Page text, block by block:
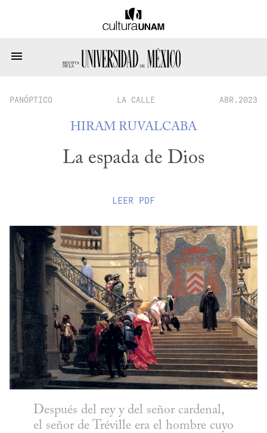
PANÓPTICO LA CALLE ABR.2023
HIRAM RUVALCABA
La espada de Dios
LEER PDF
Después del rey y del señor cardenal,
el señor de Tréville era el hombre cuyo